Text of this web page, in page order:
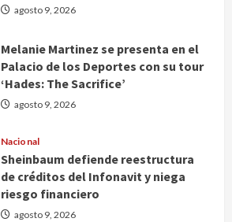
agosto 9, 2026
Melanie Martinez se presenta en el
Palacio de los Deportes con su tour
‘Hades: The Sacrifice’
agosto 9, 2026
Nacional
Sheinbaum defiende reestructura
de créditos del Infonavit y niega
riesgo financiero
agosto 9, 2026